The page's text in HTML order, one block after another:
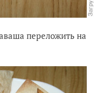
переложить на